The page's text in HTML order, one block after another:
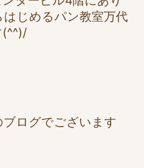
はじめるパン教室万代
(^^)/
ログでございます